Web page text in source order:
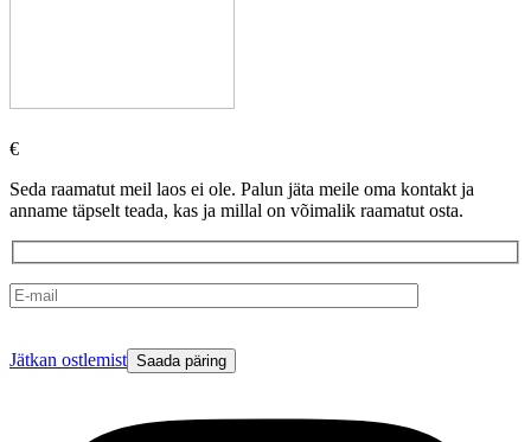
€
Seda raamatut meil laos ei ole. Palun jäta meile oma kontakt ja
anname täpselt teada, kas ja millal on võimalik raamatut osta.
leave
Jätkan ostlemist